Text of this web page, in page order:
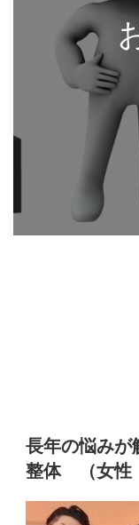
長年の悩みが
整体（女性